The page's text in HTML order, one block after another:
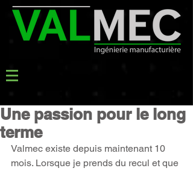
Une passion pour le long
terme
Valmec existe depuis maintenant 10
mois. Lorsque je prends du recul et que